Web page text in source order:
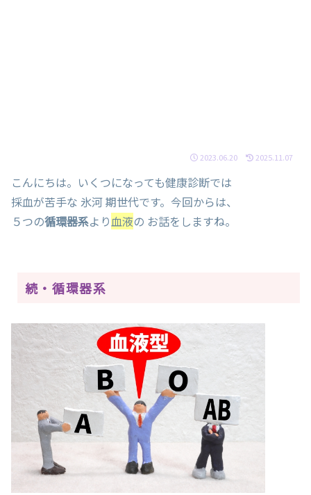
2023.06.20 2025.11.07
こんにちは。いくつになっても健康診断では
採血が苦手な 氷河 期世代です。今回からは、
５つの循環器系より血液の お話をしますね。
続・循環器系